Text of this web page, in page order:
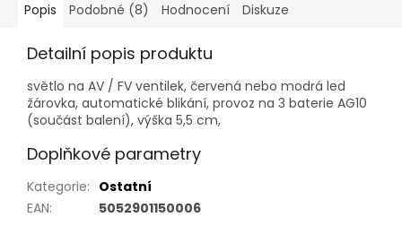
Popis Podobné (8) Hodnocení Diskuze
Detailní popis produktu
světlo na AV / FV ventilek, červená nebo modrá led
žárovka, automatické blikání, provoz na 3 baterie AG10
(součást balení), výška 5,5 cm,
Doplňkové parametry
Kategorie: Ostatní
EAN: 5052901150006